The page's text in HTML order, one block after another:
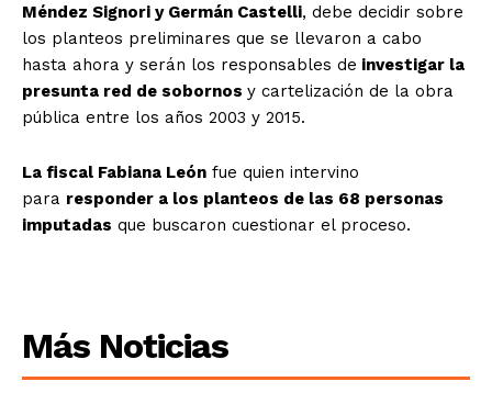
Méndez Signori y Germán Castelli, debe decidir sobre
los planteos preliminares que se llevaron a cabo
hasta ahora y serán los responsables de investigar la
presunta red de sobornos y cartelización de la obra
pública entre los años 2003 y 2015.
La fiscal Fabiana León fue quien intervino
para responder a los planteos de las 68 personas
imputadas que buscaron cuestionar el proceso.
Más Noticias